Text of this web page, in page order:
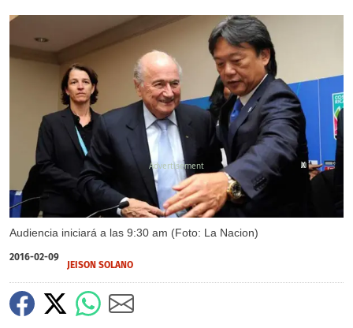
Audiencia iniciará a las 9:30 am (Foto: La Nacion)
X
2016-02-09
JEISON SOLANO